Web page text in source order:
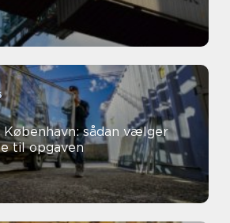
sådan vælger
til opgaven